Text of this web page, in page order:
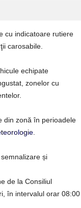
cu indicatoare rutiere
carosabile.
echipate
zonelor cu
din zonă în perioadele
.
și
de la Consiliul
în intervalul orar 08:00